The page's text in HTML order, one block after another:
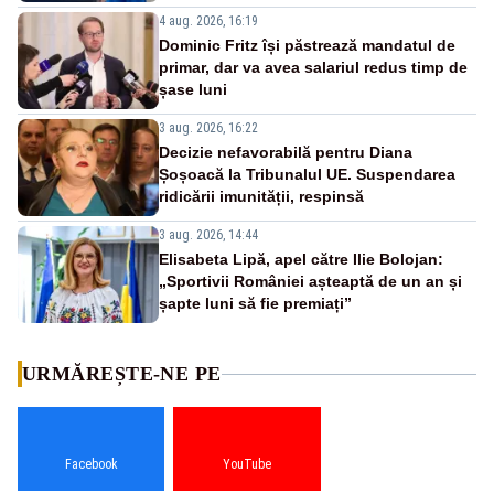
4 aug. 2026, 16:19
Dominic Fritz își păstrează mandatul de
primar, dar va avea salariul redus timp de
șase luni
3 aug. 2026, 16:22
Decizie nefavorabilă pentru Diana
Șoșoacă la Tribunalul UE. Suspendarea
ridicării imunității, respinsă
3 aug. 2026, 14:44
Elisabeta Lipă, apel către Ilie Bolojan:
„Sportivii României așteaptă de un an și
șapte luni să fie premiați”
URMĂREȘTE-NE PE
Facebook YouTube